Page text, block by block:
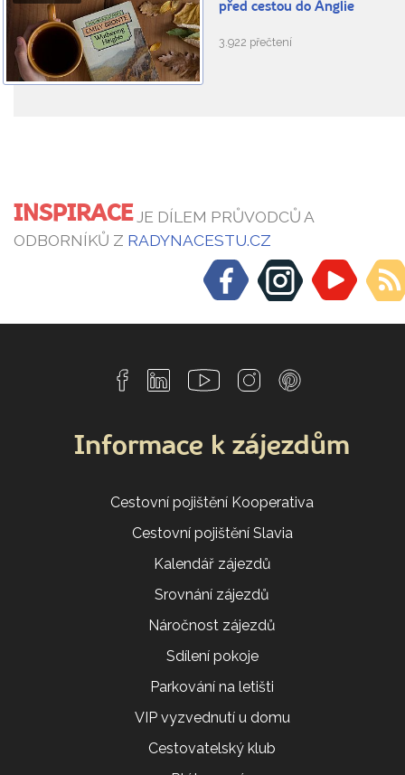
před cestou do Anglie
3.922 přečtení
INSPIRACEJE DÍLEM PRŮVODCŮ A
ODBORNÍKŮ Z RADYNACESTU.CZ
Informace k zájezdům
Cestovní pojištění Kooperativa
Cestovní pojištění Slavia
Kalendář zájezdů
Srovnání zájezdů
Náročnost zájezdů
Sdílení pokoje
Parkování na letišti
VIP vyzvednutí u domu
Cestovatelský klub